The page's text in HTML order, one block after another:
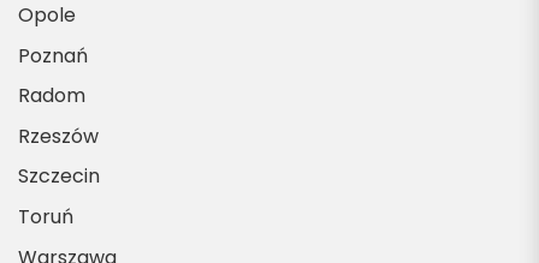
Opole
Poznań
Radom
Rzeszów
Szczecin
Toruń
Warszawa